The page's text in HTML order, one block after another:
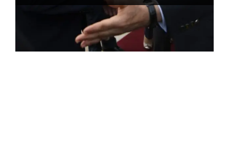
ROSE VALLAND, HEROÏNE DE LA RESISTANCE